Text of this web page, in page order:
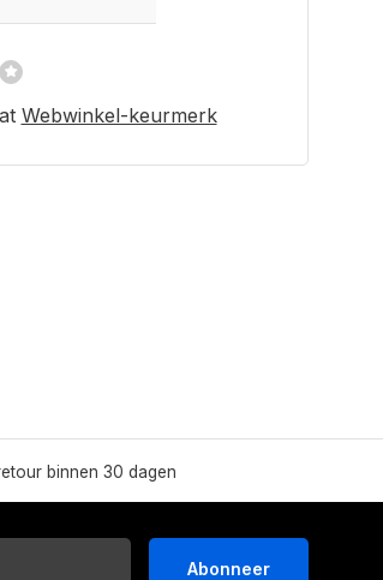
Webwinkel-keurmerk
binnen 30 dagen
Abonneer